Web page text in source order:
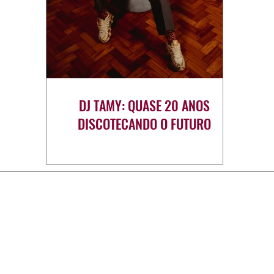
DJ TAMY: QUASE 20 ANOS
DISCOTECANDO O FUTURO